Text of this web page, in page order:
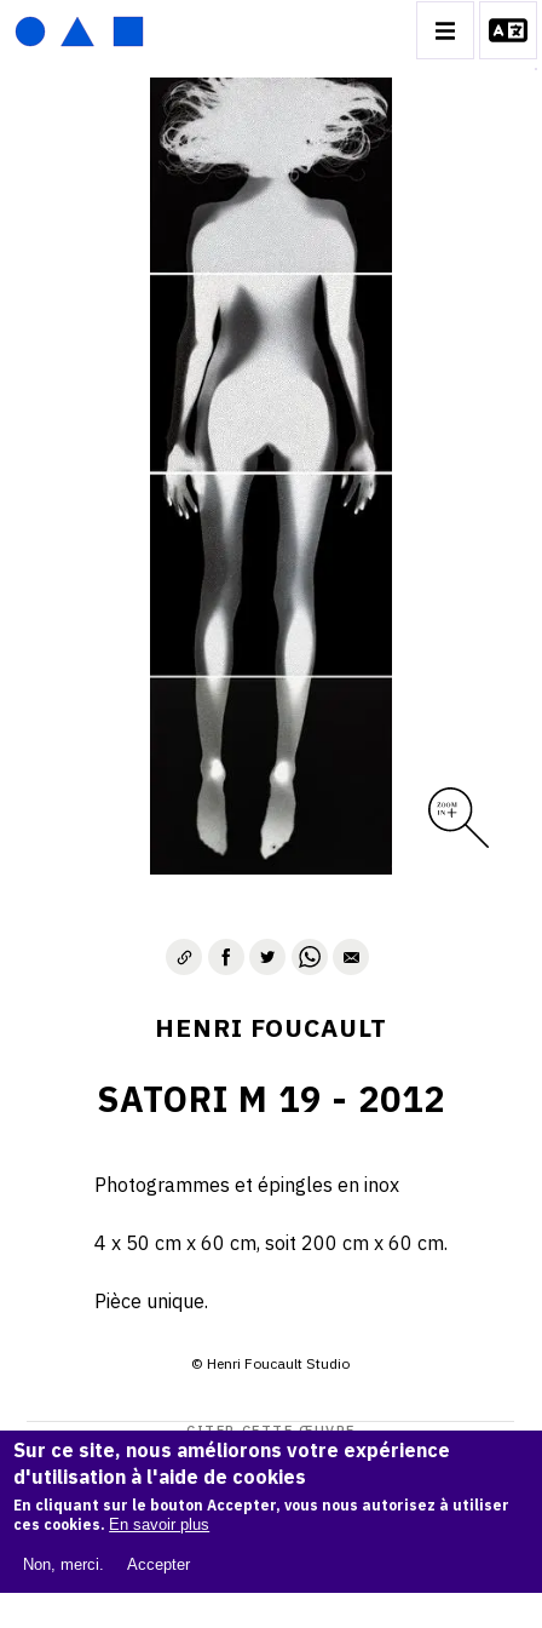
HENRI FOUCAULT
BIOGRAPHIE
CATALOGUE DES OEUVRES
01_SCULPTURE
02_PHOTOGRAPHIQUE
03_COLLAGES
04_DESSINS
05_MONOTYPE
06_ARCHIVES
CONTACT
HENRI FOUCAULT
SATORI M 19 - 2012
Photogrammes et épingles en inox
4 x 50 cm x 60 cm, soit 200 cm x 60 cm.
Pièce unique.
© Henri Foucault Studio
CITER CETTE ŒUVRE
Henri Foucault,Satori M 19 - 2012
Catalogue raisonné Henri Foucault , OAM.ark:38997/o195
COPIER LA CITATION
Sur ce site, nous améliorons votre expérience
d'utilisation à l'aide de cookies
En cliquant sur le bouton Accepter, vous nous autorisez à utiliser
ces cookies. En savoir plus
Non, merci. Accepter